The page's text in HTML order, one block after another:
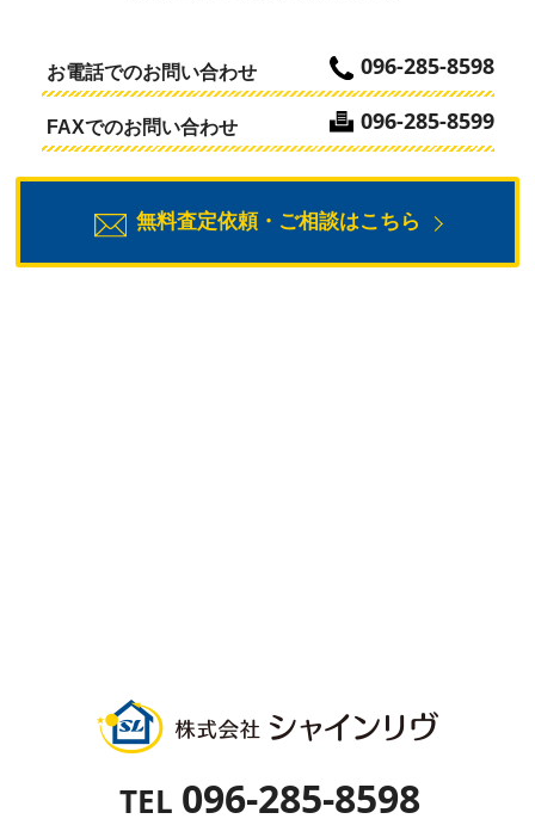
お電話でのお問い合わせ 096-285-8598
FAXでのお問い合わせ 096-285-8599
無料査定依頼・ご相談はこちら
TEL 096-285-8598